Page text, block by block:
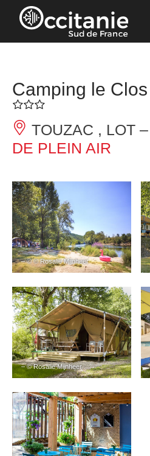
Panneau de gestion des cookies
Camping le
TOUZAC , LOT –
DE PLEIN AIR
– © © Rosalie Mijnheer
– © Rosalie Mijnheer